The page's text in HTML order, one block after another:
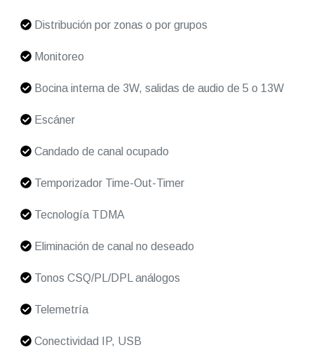
Distribución por zonas o por grupos
Monitoreo
Bocina interna de 3W, salidas de audio de 5 o 13W
Escáner
Candado de canal ocupado
Temporizador Time-Out-Timer
Tecnología TDMA
Eliminación de canal no deseado
Tonos CSQ/PL/DPL análogos
Telemetría
Conectividad IP, USB